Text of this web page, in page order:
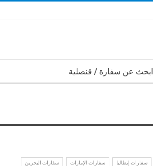
ابحث عن سفارة / قنصلية
سفارات إيطاليا سفارات الإمارات سفارات البحرين